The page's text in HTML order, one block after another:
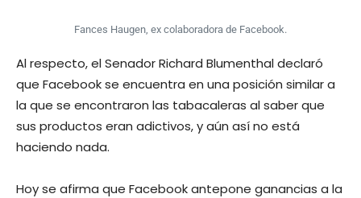
Fances Haugen, ex colaboradora de Facebook.
Al respecto, el Senador Richard Blumenthal declaró
que Facebook se encuentra en una posición similar a
la que se encontraron las tabacaleras al saber que
sus productos eran adictivos, y aún así no está
haciendo nada.
Hoy se afirma que Facebook antepone ganancias a la